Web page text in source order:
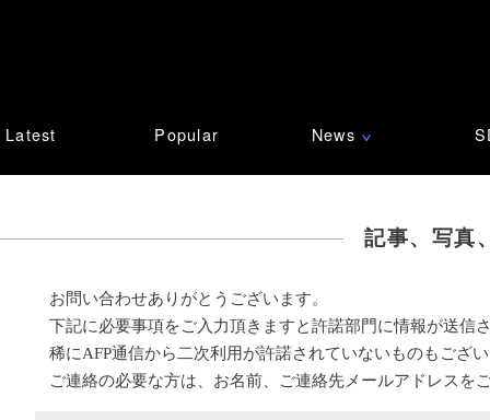
Latest Popular News ∨
記事、写真
お問い合わせありがとうございます。
下記に必要事項をご入力頂きますと許諾部門に情報が送信
稀にAFP通信から二次利用が許諾されていないものもござ
ご連絡の必要な方は、お名前、ご連絡先メールアドレスを